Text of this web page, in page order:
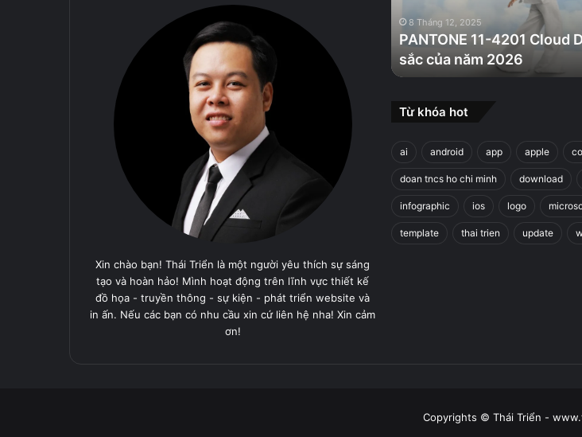
Xin chào bạn! Thái Triển là một người yêu thích sự sáng
tạo và hoàn hảo! Mình hoạt động trên lĩnh vực thiết kế
đồ họa - truyền thông - sự kiện - phát triển website và
in ấn. Nếu các bạn có nhu cầu xin cứ liên hệ nha! Xin cảm
ơn!
của
năm
2026
8 Tháng 12, 2025
PANTONE 11-4201 Cloud
sắc của năm 2026
Từ khóa hot
ai android app apple
doan tncs ho chi minh download
infographic ios logo
template thai trien update
Copyrights © Thái Triển -